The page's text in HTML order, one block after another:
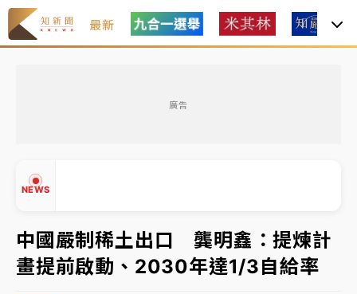
最新
廣告
NEWS
韓股最壞時期已過？大摩估去槓桿完成逾半 波動率降
「白海豚」雨炸新北！通報109件災情 侯友宜揭這類災
損最多
中國嚴制稀土出口 龔明鑫：提煉計
畫提前啟動、2030年達1/3自給率